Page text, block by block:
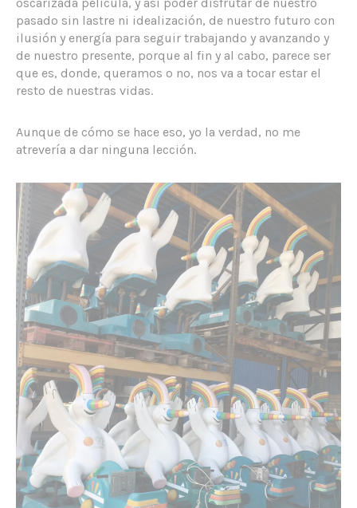
pasado sin lastre ni idealización, de nuestro futuro con
ilusión y energía para seguir trabajando y avanzando y
de nuestro presente, porque al fin y al cabo, parece ser
que es, donde, queramos o no, nos va a tocar estar el
resto de nuestras vidas.
Aunque de cómo se hace eso, yo la verdad, no me
atrevería a dar ninguna lección.